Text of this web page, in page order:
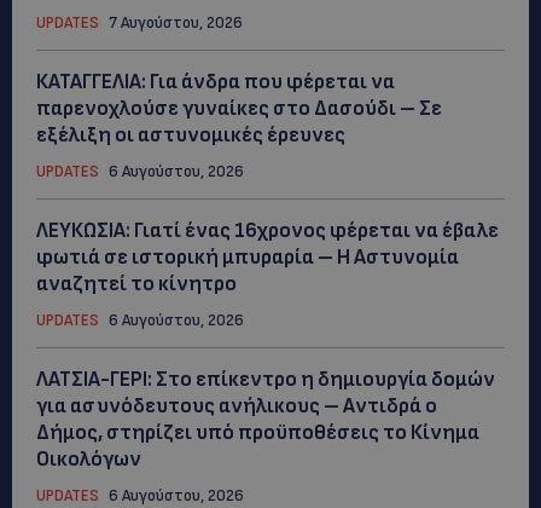
UPDATES 7 Αυγούστου, 2026
ΚΑΤΑΓΓΕΛΙΑ: Για άνδρα που φέρεται να
παρενοχλούσε γυναίκες στο Δασούδι – Σε
εξέλιξη οι αστυνομικές έρευνες
UPDATES 6 Αυγούστου, 2026
ΛΕΥΚΩΣΙΑ: Γιατί ένας 16χρονος φέρεται να έβαλε
φωτιά σε ιστορική μπυραρία – Η Αστυνομία
αναζητεί το κίνητρο
UPDATES 6 Αυγούστου, 2026
ΛΑΤΣΙΑ-ΓΕΡΙ: Στο επίκεντρο η δημιουργία δομών
για ασυνόδευτους ανήλικους – Αντιδρά ο
Δήμος, στηρίζει υπό προϋποθέσεις το Κίνημα
Οικολόγων
UPDATES 6 Αυγούστου, 2026